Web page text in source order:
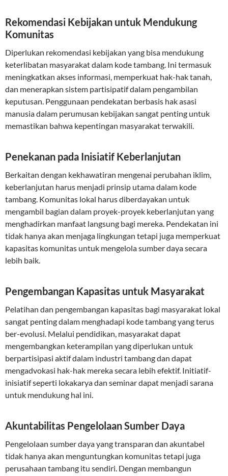
Rekomendasi Kebijakan untuk Mendukung
Komunitas
Diperlukan rekomendasi kebijakan yang bisa mendukung
keterlibatan masyarakat dalam kode tambang. Ini termasuk
meningkatkan akses informasi, memperkuat hak-hak tanah,
dan menerapkan sistem partisipatif dalam pengambilan
keputusan. Penggunaan pendekatan berbasis hak asasi
manusia dalam perumusan kebijakan sangat penting untuk
memastikan bahwa kepentingan masyarakat terwakili.
Penekanan pada Inisiatif Keberlanjutan
Berkaitan dengan kekhawatiran mengenai perubahan iklim,
keberlanjutan harus menjadi prinsip utama dalam kode
tambang. Komunitas lokal harus diberdayakan untuk
mengambil bagian dalam proyek-proyek keberlanjutan yang
menghadirkan manfaat langsung bagi mereka. Pendekatan ini
tidak hanya akan menjaga lingkungan tetapi juga memperkuat
kapasitas komunitas untuk mengelola sumber daya secara
lebih baik.
Pengembangan Kapasitas untuk Masyarakat
Pelatihan dan pengembangan kapasitas bagi masyarakat lokal
sangat penting dalam menghadapi kode tambang yang terus
ber-evolusi. Melalui pendidikan, masyarakat dapat
mengembangkan keterampilan yang diperlukan untuk
berpartisipasi aktif dalam industri tambang dan dapat
mengadvokasi hak-hak mereka secara lebih efektif. Initiatif-
inisiatif seperti lokakarya dan seminar dapat menjadi sarana
untuk mendukung hal ini.
Akuntabilitas Pengelolaan Sumber Daya
Pengelolaan sumber daya yang transparan dan akuntabel
tidak hanya akan menguntungkan komunitas tetapi juga
perusahaan tambang itu sendiri. Dengan membangun